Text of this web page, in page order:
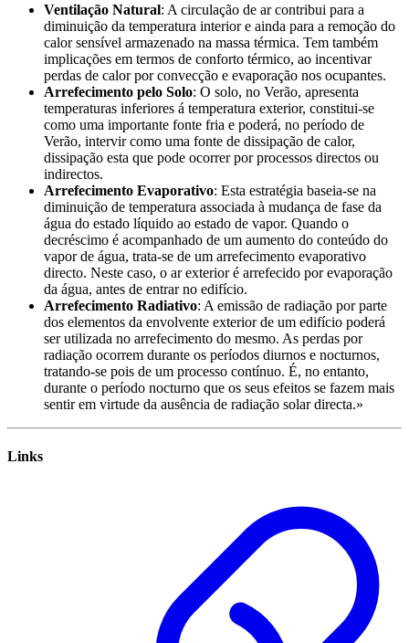
Ventilação Natural: A circulação de ar contribui para a
diminuição da temperatura interior e ainda para a remoção do
calor sensível armazenado na massa térmica. Tem também
implicações em termos de conforto térmico, ao incentivar
perdas de calor por convecção e evaporação nos ocupantes.
Arrefecimento pelo Solo: O solo, no Verão, apresenta
temperaturas inferiores á temperatura exterior, constitui-se
como uma importante fonte fria e poderá, no período de
Verão, intervir como uma fonte de dissipação de calor,
dissipação esta que pode ocorrer por processos directos ou
indirectos.
Arrefecimento Evaporativo: Esta estratégia baseia-se na
diminuição de temperatura associada à mudança de fase da
água do estado líquido ao estado de vapor. Quando o
decréscimo é acompanhado de um aumento do conteúdo do
vapor de água, trata-se de um arrefecimento evaporativo
directo. Neste caso, o ar exterior é arrefecido por evaporação
da água, antes de entrar no edifício.
Arrefecimento Radiativo: A emissão de radiação por parte
dos elementos da envolvente exterior de um edifício poderá
ser utilizada no arrefecimento do mesmo. As perdas por
radiação ocorrem durante os períodos diurnos e nocturnos,
tratando-se pois de um processo contínuo. É, no entanto,
durante o período nocturno que os seus efeitos se fazem mais
sentir em virtude da ausência de radiação solar directa.»
Links